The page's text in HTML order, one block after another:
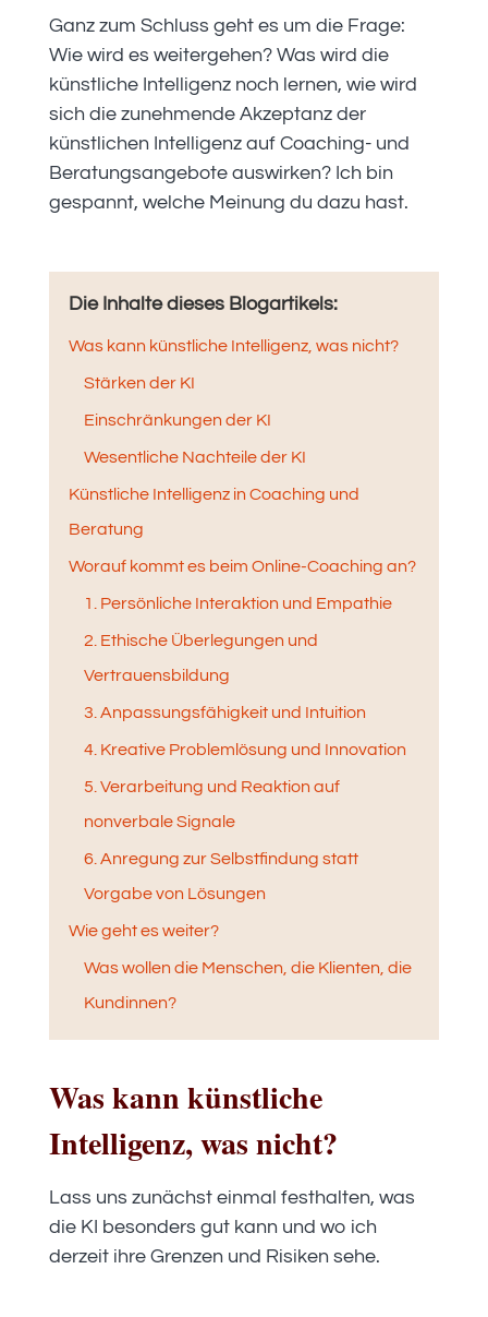
Ganz zum Schluss geht es um die Frage:
Wie wird es weitergehen? Was wird die
künstliche Intelligenz noch lernen, wie wird
sich die zunehmende Akzeptanz der
künstlichen Intelligenz auf Coaching- und
Beratungsangebote auswirken? Ich bin
gespannt, welche Meinung du dazu hast.
Die Inhalte dieses Blogartikels:
Was kann künstliche Intelligenz, was nicht?
Stärken der KI
Einschränkungen der KI
Wesentliche Nachteile der KI
Künstliche Intelligenz in Coaching und
Beratung
Worauf kommt es beim Online-Coaching an?
1. Persönliche Interaktion und Empathie
2. Ethische Überlegungen und
Vertrauensbildung
3. Anpassungsfähigkeit und Intuition
4. Kreative Problemlösung und Innovation
5. Verarbeitung und Reaktion auf
nonverbale Signale
6. Anregung zur Selbstfindung statt
Vorgabe von Lösungen
Wie geht es weiter?
Was wollen die Menschen, die Klienten, die
Kundinnen?
Was kann künstliche
Intelligenz, was nicht?
Lass uns zunächst einmal festhalten, was
die KI besonders gut kann und wo ich
derzeit ihre Grenzen und Risiken sehe.